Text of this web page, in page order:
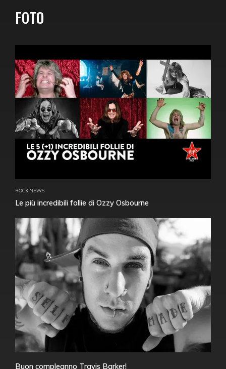
FOTO
ROCK NEWS
Le più incredibili follie di Ozzy Osbourne
Buon compleanno Travis Barker!